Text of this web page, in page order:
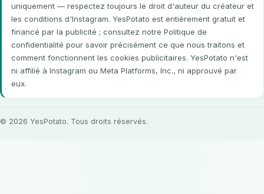
uniquement — respectez toujours le droit d'auteur du créateur et
les conditions d'Instagram. YesPotato est entièrement gratuit et
financé par la publicité ; consultez notre Politique de
confidentialité pour savoir précisément ce que nous traitons et
comment fonctionnent les cookies publicitaires. YesPotato n'est
ni affilié à Instagram ou Meta Platforms, Inc., ni approuvé par
eux.
© 2026 YesPotato. Tous droits réservés.